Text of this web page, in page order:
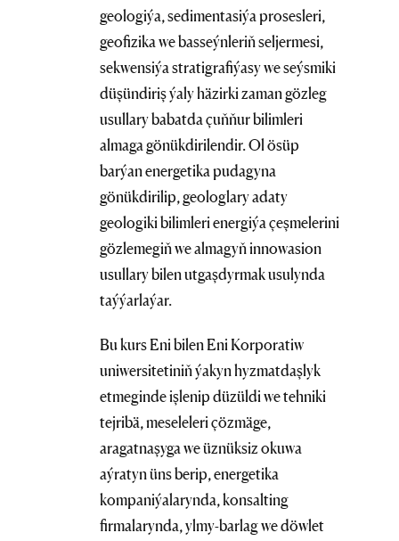
geologiýa, sedimentasiýa prosesleri,
geofizika we basseýnleriň seljermesi,
sekwensiýa stratigrafiýasy we seýsmiki
düşündiriş ýaly häzirki zaman gözleg
usullary babatda çuňňur bilimleri
almaga gönükdirilendir. Ol ösüp
barýan energetika pudagyna
gönükdirilip, geologlary adaty
geologiki bilimleri energiýa çeşmelerini
gözlemegiň we almagyň innowasion
usullary bilen utgaşdyrmak usulynda
taýýarlaýar.
Bu kurs Eni bilen Eni Korporatiw
uniwersitetiniň ýakyn hyzmatdaşlyk
etmeginde işlenip düzüldi we tehniki
tejribä, meseleleri çözmäge,
aragatnaşyga we üznüksiz okuwa
aýratyn üns berip, energetika
kompaniýalarynda, konsalting
firmalarynda, ylmy-barlag we döwlet